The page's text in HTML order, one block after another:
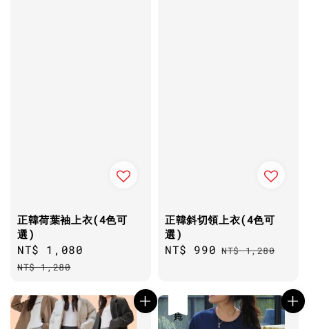
正韓荷葉袖上衣(4色可
選)
Sale
price
NT$ 1,080
NT$ 1,280
正韓斜切領上衣(4色可
選)
Sale
NT$ 990 Regular
NT$ 1,280